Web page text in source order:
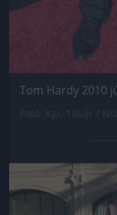
Tom Hardy 2010